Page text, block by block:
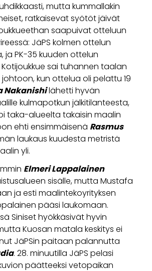
mutta kummallakin
ratkaisevat syötöt jäivät
saapuivat otteluun
JäPS kolmen ottelun
ja PK-35 kuuden ottelun
sai tuhannen taalan
kun ottelua oli pelattu 19
Nakanishilähetti hyvän
kulmapotkun jälkitilanteesta,
taka-alueelta takaisin maalin
ehti ensimmäisenä Rasmus
laukaus kuudesta metristä
yli.
Elmeri Lappalainen
sisälle, mutta Mustafa
ja esti maalintekoyrityksen
pääsi laukomaan.
Siniset hyökkäsivät hyvin
Kuosan matala keskitys ei
JäPSin paitaan palannutta
. 28. minuutilla JäPS pelasi
päätteeksi vetopaikan